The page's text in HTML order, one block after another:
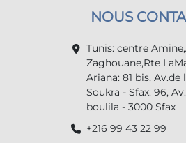
NOUS
Tunis: centre
Zaghouane,Rte
Ariana: 81 bis, Av.de
Soukra - Sfax: 96,
boulila - 3000 Sfax
+216 99 43 22 99